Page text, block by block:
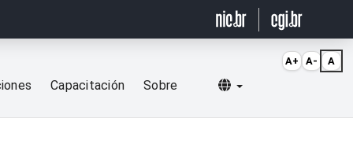
Capacitación Sobre Selecionar idioma
A+ A- A